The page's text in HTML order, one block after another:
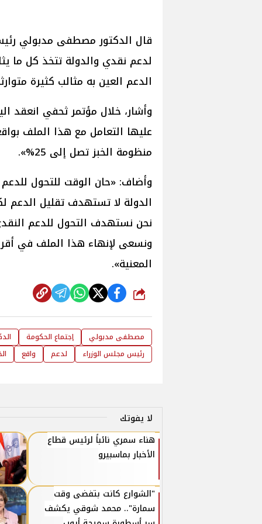
قال الدكتور مصطفى مدبولي
لدعم نقدي والدولة تتخذ كل ما
الدعم العين به مثالب كثيرة
وأشار، خلال مؤتمر ثحفي انعقد
عليها التعامل مع هذا الملف
منظومة الخبز تصل إلى 25%».
وأضاف: «حان الوقت للتحول
الدولة لا تستهدف تقليل
نحن نستهدف التحول للدعم
ونسعى لإنهاء هذا الملف في
المعنية».
شارك
مصطفى مدبولي إجتماع الحكومة
رئيس مجلس الوزراء
لدعم واقع
لا يفوتك
هناء سمري نائباً لرئيس قطاع
الأخبار بماسبيرو
"الشوارع كانت بتفضى وقت
سمارة".. محمد شوقي يكشف